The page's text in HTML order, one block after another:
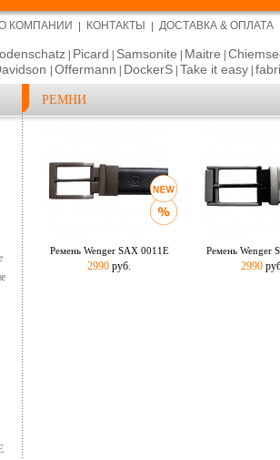
РЕМНИ
КОМПАНИИ КОНТАКТЫ ДОСТАВКА & ОПЛАТА
Picard Samsonite Maitre
Offermann DockerS Take it easy
Ремень Wenger SAX 0011E
2990 руб.
Ремень Wenger
2990